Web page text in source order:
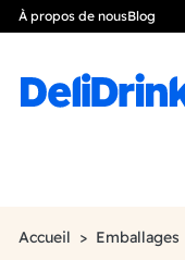
À propos de nousBlog
Accueil Emballages